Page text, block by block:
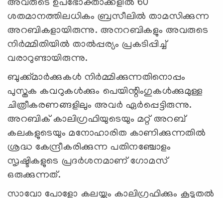
അവരുടെ ഉപഭോക്താക്കളിൽ 60
ശതമാനത്തിലധികം ബ്രസീലിൽ താമസിക്കുന്ന
അറബികളായിരുന്നു. അനറബികളും അവരുടെ
നിർമ്മിതിയിൽ താൽപ്പര്യം പ്രകടിപ്പിച്ച്
വരാറുണ്ടായിരുന്നു.
ബുക്ക്‌മാർക്കുകൾ നിർമ്മിക്കുന്നതിനൊപ്പം
പുസ്തക കവറുകൾക്കും പെയിന്റിംഗുകൾക്കുമുള്ള
ചിത്രീകരണങ്ങളിലും അവർ ഏർപ്പെട്ടിരുന്നു.
അറബിക് കാലിഗ്രഫിയുടെയും മറ്റ് അറബ്
കലകളുടെയും മനോഹാരിത കാണിക്കുന്നതിൽ
ശ്രദ്ധ കേന്ദ്രീകരിക്കുന്ന പതിനഞ്ചോളം
സൃഷ്ടികളുടെ പ്രദർശനമാണ് ഗോമസ്
ഒരുക്കുന്നത്.
സാവോ പോളോ കലയ്ക്കും കാലിഗ്രഫിക്കും കൂടുതൽ